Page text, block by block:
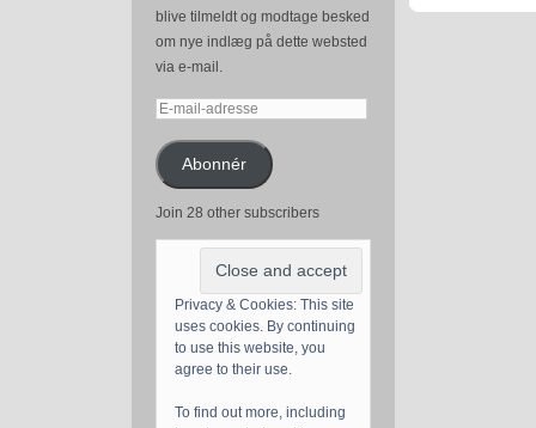
blive tilmeldt og modtage besked
om nye indlæg på dette websted
via e-mail.
E-
adresseAbonnér
Join 28 other subscribers
Privacy & Cookies: This site
uses cookies. By continuing
to use this website, you
agree to their use.
To find out more, including